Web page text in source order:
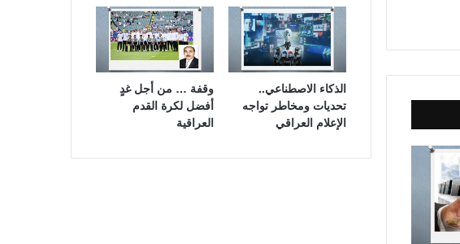
الذكاء الاصطناعي..
تحديات ومخاطر تواجه
الإعلام العراقي
وقفة … من أجل غدٍ
أفضل لكرة القدم
العراقية